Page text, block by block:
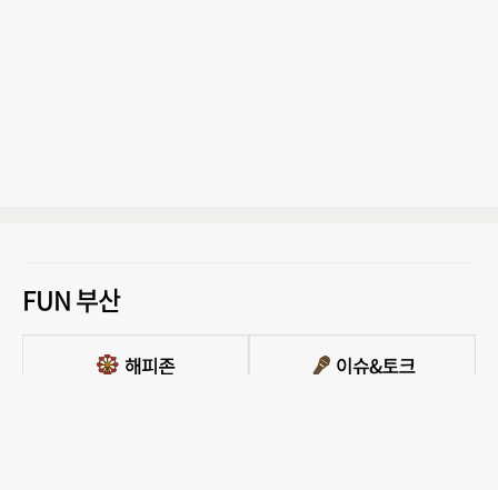
FUN 부산